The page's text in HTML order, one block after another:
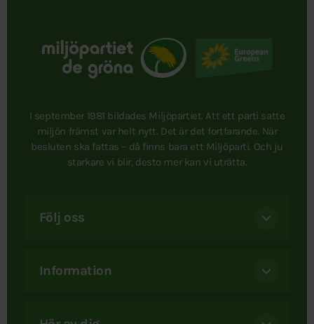
I september 1981 bildades Miljöpartiet. Att ett parti satte
miljön främst var helt nytt. Det är det fortfarande. När
besluten ska fattas – då finns bara ett Miljöparti. Och ju
starkare vi blir, desto mer kan vi uträtta.
Följ oss
Information